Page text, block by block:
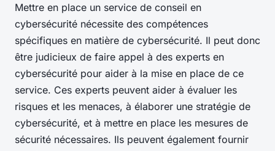
Mettre en place un service de conseil en
cybersécurité nécessite des compétences
spécifiques en matière de cybersécurité. Il peut donc
être judicieux de faire appel à des experts en
cybersécurité pour aider à la mise en place de ce
service. Ces experts peuvent aider à évaluer les
risques et les menaces, à élaborer une stratégie de
cybersécurité, et à mettre en place les mesures de
sécurité nécessaires. Ils peuvent également fournir